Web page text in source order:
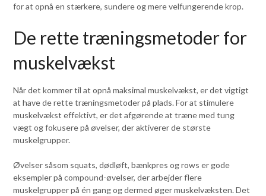
for at opnå en stærkere, sundere og mere velfungerende krop.
De rette træningsmetoder for
muskelvækst
Når det kommer til at opnå maksimal muskelvækst, er det vigtigt
at have de rette træningsmetoder på plads. For at stimulere
muskelvækst effektivt, er det afgørende at træne med tung
vægt og fokusere på øvelser, der aktiverer de største
muskelgrupper.
Øvelser såsom squats, dødløft, bænkpres og rows er gode
eksempler på compound-øvelser, der arbejder flere
muskelgrupper på én gang og dermed øger muskelvæksten. Det